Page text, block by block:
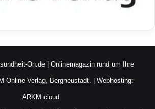
On.de | Onlinemagazin rund um Ihre
Online Verlag, Bergneustadt. | Webhosting:
ARKM.cloud